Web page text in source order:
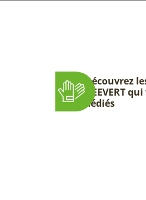
Découvrez
DEEVERT
dédiés